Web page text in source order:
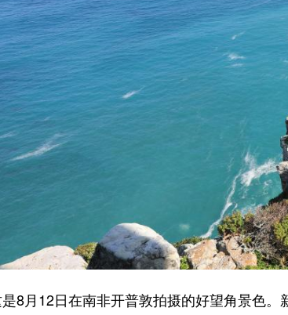
月12日在南非开普敦拍摄的好望角景色。